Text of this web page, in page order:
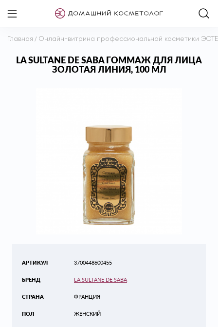
Главная / Онлайн-витрина профессиональной косметики
LA SULTANE DE SABA ГОММАЖ ДЛЯ ЛИЦА
ЗОЛОТАЯ ЛИНИЯ, 100 МЛ
АРТИКУЛ
БРЕНД
СТРАНА
ПОЛ
3700448600455
LA SULTANE DE SABA
ФРАНЦИЯ
ЖЕНСКИЙ